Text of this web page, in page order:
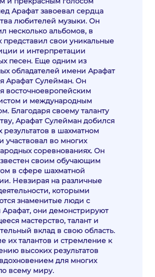
Арафат завоевал сердца
любителей музыки. Он
несколько альбомов, в
представил свои уникальные
и интерпретации
песен. Еще одним из
обладателей имени Арафат
Арафат Сулейман. Он
восточноевропейским
и международным
Благодаря своему таланту
Арафат Сулейман добился
результатов в шахматном
участвовал во многих
соревнованиях. Он
своим обучающим
в сфере шахматной
Невзирая на различные
которыми
знаменитые люди с
они демонстрируют
мастерство, талант и
вклад в свою область.
их талантов и стремление к
высоких результатов
для многих
всему миру.